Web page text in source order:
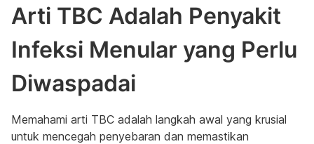
Arti TBC Adalah Penyakit
Infeksi Menular yang Perlu
Diwaspadai
Memahami arti TBC adalah langkah awal yang krusial
untuk mencegah penyebaran dan memastikan